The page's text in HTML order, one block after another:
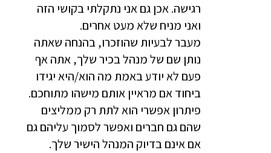
רגישה. אכן גם אני נתקלתי בקושי הזה
ואני מניח שלא מעט אחרים.
מעבר לבעיות שהוזכרו, בהנחה שאתה
נותן שם של מנהל בכיר שלך, אתה אף
פעם לא יודע באמת מה הוא/היא יגידו
ביחוד אם מראיין אותם מישהו מתוחכם.
פיתרון אפשרי הוא לתת רק ממליצים
שהם גם חברים ואפשר לסמוך עליהם גם
אם אינם בדיוק המנהל הישיר שלך.